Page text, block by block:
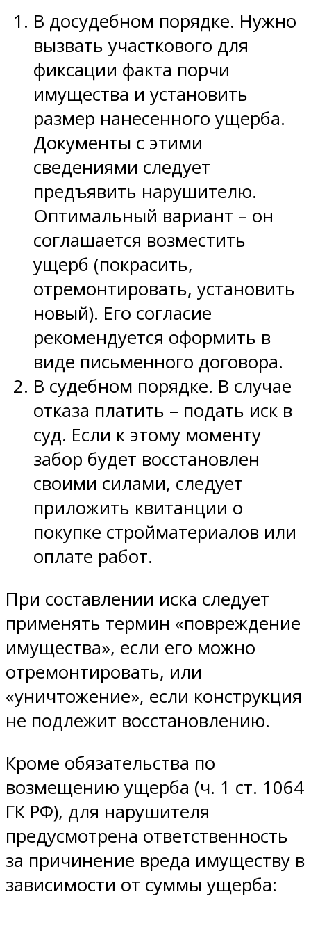
В досудебном порядке. Нужно
вызвать участкового для
фиксации факта порчи
имущества и установить
размер нанесенного ущерба.
Документы с этими
сведениями следует
предъявить нарушителю.
Оптимальный вариант – он
соглашается возместить
ущерб (покрасить,
отремонтировать, установить
новый). Его согласие
рекомендуется оформить в
виде письменного договора.
В судебном порядке. В случае
отказа платить – подать иск в
суд. Если к этому моменту
забор будет восстановлен
своими силами, следует
приложить квитанции о
покупке стройматериалов или
оплате работ.
При составлении иска следует
применять термин «повреждение
имущества», если его можно
отремонтировать, или
«уничтожение», если конструкция
не подлежит восстановлению.
Кроме обязательства по
возмещению ущерба (ч. 1 ст. 1064
ГК РФ), для нарушителя
предусмотрена ответственность
за причинение вреда имуществу в
зависимости от суммы ущерба: